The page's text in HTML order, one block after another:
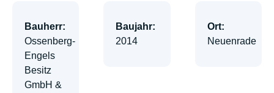
Bauherr:
Ossenberg-
Engels
Besitz
GmbH &
Baujahr:
2014
Ort:
Neuenrade